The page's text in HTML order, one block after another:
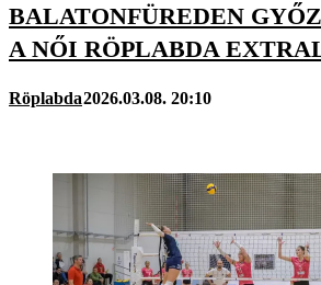
BALATONFÜREDEN
A NŐI RÖPLABDA
Röplabda2026.03.08. 20:10